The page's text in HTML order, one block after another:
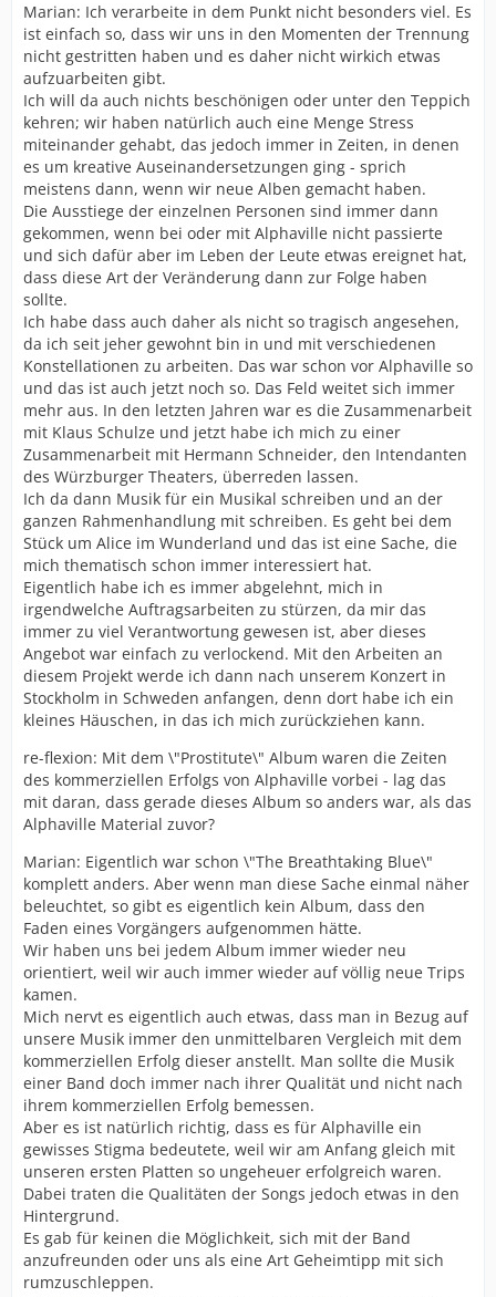
Marian: Ich verarbeite in dem Punkt nicht besonders viel. Es
ist einfach so, dass wir uns in den Momenten der Trennung
nicht gestritten haben und es daher nicht wirkich etwas
aufzuarbeiten gibt.
Ich will da auch nichts beschönigen oder unter den Teppich
kehren; wir haben natürlich auch eine Menge Stress
miteinander gehabt, das jedoch immer in Zeiten, in denen
es um kreative Auseinandersetzungen ging - sprich
meistens dann, wenn wir neue Alben gemacht haben.
Die Ausstiege der einzelnen Personen sind immer dann
gekommen, wenn bei oder mit Alphaville nicht passierte
und sich dafür aber im Leben der Leute etwas ereignet hat,
dass diese Art der Veränderung dann zur Folge haben
sollte.
Ich habe dass auch daher als nicht so tragisch angesehen,
da ich seit jeher gewohnt bin in und mit verschiedenen
Konstellationen zu arbeiten. Das war schon vor Alphaville so
und das ist auch jetzt noch so. Das Feld weitet sich immer
mehr aus. In den letzten Jahren war es die Zusammenarbeit
mit Klaus Schulze und jetzt habe ich mich zu einer
Zusammenarbeit mit Hermann Schneider, den Intendanten
des Würzburger Theaters, überreden lassen.
Ich da dann Musik für ein Musikal schreiben und an der
ganzen Rahmenhandlung mit schreiben. Es geht bei dem
Stück um Alice im Wunderland und das ist eine Sache, die
mich thematisch schon immer interessiert hat.
Eigentlich habe ich es immer abgelehnt, mich in
irgendwelche Auftragsarbeiten zu stürzen, da mir das
immer zu viel Verantwortung gewesen ist, aber dieses
Angebot war einfach zu verlockend. Mit den Arbeiten an
diesem Projekt werde ich dann nach unserem Konzert in
Stockholm in Schweden anfangen, denn dort habe ich ein
kleines Häuschen, in das ich mich zurückziehen kann.
re-flexion: Mit dem \"Prostitute\" Album waren die Zeiten
des kommerziellen Erfolgs von Alphaville vorbei - lag das
mit daran, dass gerade dieses Album so anders war, als das
Alphaville Material zuvor?
Marian: Eigentlich war schon \"The Breathtaking Blue\"
komplett anders. Aber wenn man diese Sache einmal näher
beleuchtet, so gibt es eigentlich kein Album, dass den
Faden eines Vorgängers aufgenommen hätte.
Wir haben uns bei jedem Album immer wieder neu
orientiert, weil wir auch immer wieder auf völlig neue Trips
kamen.
Mich nervt es eigentlich auch etwas, dass man in Bezug auf
unsere Musik immer den unmittelbaren Vergleich mit dem
kommerziellen Erfolg dieser anstellt. Man sollte die Musik
einer Band doch immer nach ihrer Qualität und nicht nach
ihrem kommerziellen Erfolg bemessen.
Aber es ist natürlich richtig, dass es für Alphaville ein
gewisses Stigma bedeutete, weil wir am Anfang gleich mit
unseren ersten Platten so ungeheuer erfolgreich waren.
Dabei traten die Qualitäten der Songs jedoch etwas in den
Hintergrund.
Es gab für keinen die Möglichkeit, sich mit der Band
anzufreunden oder uns als eine Art Geheimtipp mit sich
rumzuschleppen.